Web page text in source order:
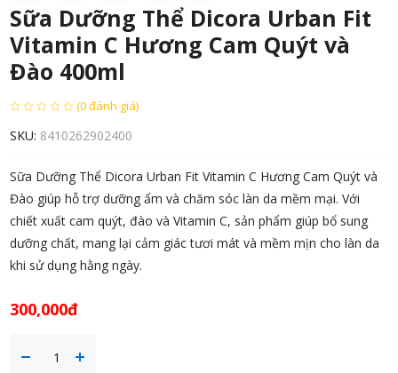
Sữa Dưỡng Thể Dicora Urban Fit
Vitamin C Hương Cam Quýt và
Đào 400ml
(0 đánh giá)
SKU: 8410262902400
Sữa Dưỡng Thể Dicora Urban Fit Vitamin C Hương Cam Quýt và
Đào giúp hỗtrợ dưỡng ẩm và chăm sóc làn da mềm mại. Với
chiết xuất cam quýt, đào và Vitamin C, sản phẩm giúp bổ sung
dưỡng chất, mang lại cảm giáctươi mát và mềm mịn cho làn da
khi sửdụng hằng ngày.
300,000đ